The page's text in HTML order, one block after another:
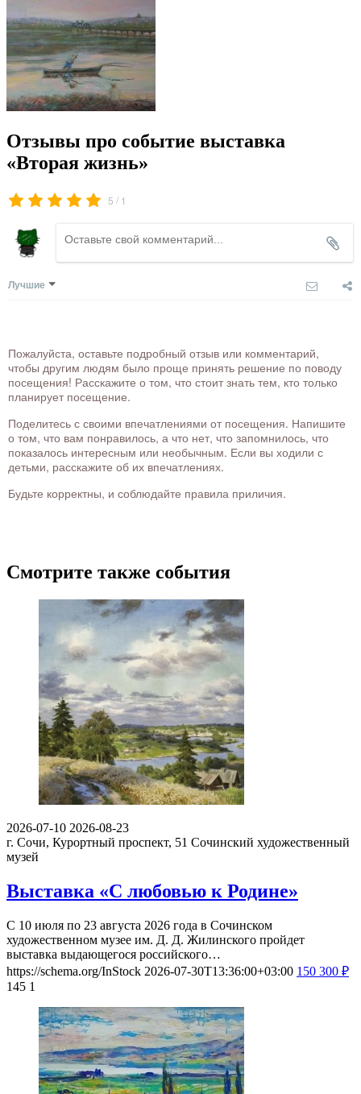
Отзывы про событие выставка
«Вторая жизнь»
5 / 1
Лучшие
Пожалуйста, оставьте подробный отзыв или комментарий,
чтобы другим людям было проще принять решение по поводу
посещения! Расскажите о том, что стоит знать тем, кто только
планирует посещение.
Поделитесь с своими впечатлениями от посещения. Напишите
о том, что вам понравилось, а что нет, что запомнилось, что
показалось интересным или необычным. Если вы ходили с
детьми, расскажите об их впечатлениях.
Будьте корректны, и соблюдайте правила приличия.
Смотрите также события
2026-07-10 2026-08-23
г. Сочи, Курортный проспект, 51 Сочинский художественный
музей
Выставка «С любовью к Родине»
С 10 июля по 23 августа 2026 года в Сочинском
художественном музее им. Д. Д. Жилинского пройдет
выставка выдающегося российского…
https://schema.org/InStock 2026-07-30T13:36:00+03:00 150 300 ₽
145 1